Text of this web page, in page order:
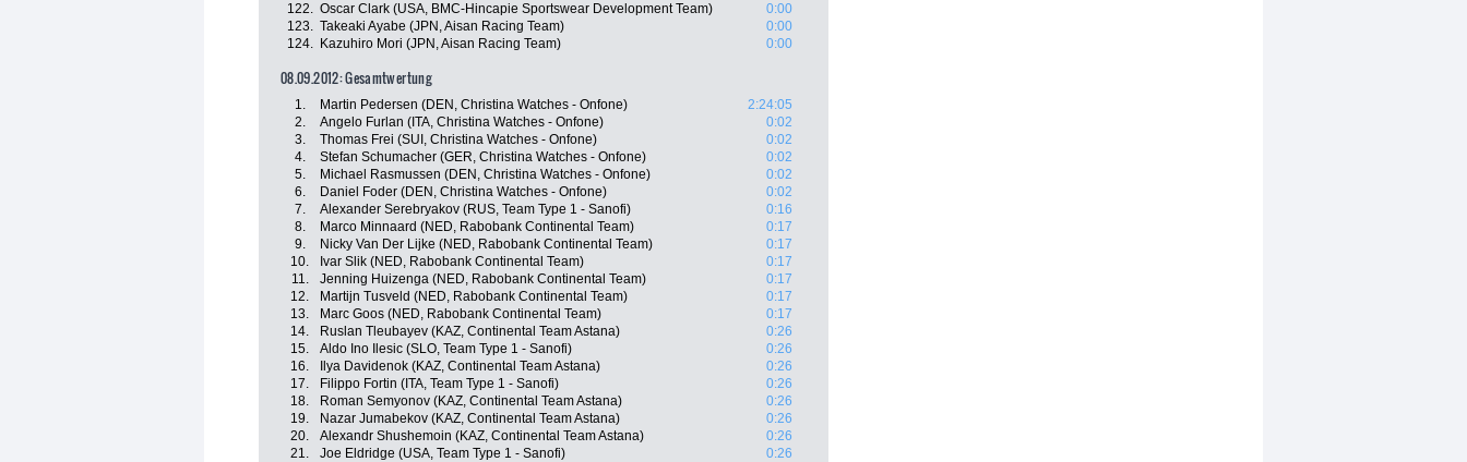
122. Oscar Clark (USA, BMC-Hincapie Sportswear Development Team)
0:00
123. Takeaki Ayabe (JPN, Aisan Racing Team)
0:00
124.
Kazuhiro Mori (JPN, Aisan Racing Team) 0:00
08.09.2012: Gesamtwertung
1. Martin Pedersen (DEN, Christina Watches - Onfone)
2:24:05
2.
Angelo Furlan (ITA, Christina Watches - Onfone)
0:02
3.
Thomas Frei (SUI, Christina Watches - Onfone)
0:02
4.
Stefan Schumacher (GER, Christina Watches - Onfone)
0:02
5.
Michael Rasmussen (DEN, Christina Watches - Onfone)
0:02
6.
Daniel Foder (DEN, Christina Watches - Onfone)
0:02
7.
Alexander Serebryakov (RUS, Team Type 1 - Sanofi)
0:16
8.
Marco Minnaard (NED, Rabobank Continental Team)
0:17
9.
Nicky Van Der Lijke (NED, Rabobank Continental Team)
0:17
10.
Ivar Slik (NED, Rabobank Continental Team)
0:17
11.
Jenning Huizenga (NED, Rabobank Continental Team)
0:17
12.
Martijn Tusveld (NED, Rabobank Continental Team)
0:17
13.
Marc Goos (NED, Rabobank Continental Team)
0:17
14.
Ruslan Tleubayev (KAZ, Continental Team Astana)
0:26
15.
Aldo Ino Ilesic (SLO, Team Type 1 - Sanofi)
0:26
16.
Ilya Davidenok (KAZ, Continental Team Astana)
0:26
17.
Filippo Fortin (ITA, Team Type 1 - Sanofi)
0:26
18.
Roman Semyonov (KAZ, Continental Team Astana)
0:26
19.
Nazar Jumabekov (KAZ, Continental Team Astana)
0:26
20.
Alexandr Shushemoin (KAZ, Continental Team Astana)
0:26
21.
Joe Eldridge (USA, Team Type 1 - Sanofi)
0:26